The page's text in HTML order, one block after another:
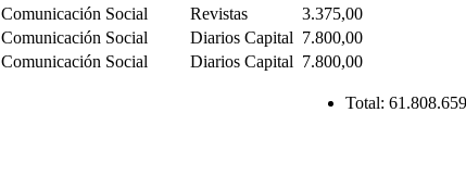
Comunicación Social Revistas
3.375,00
Comunicación Social Diarios Capital 7.800,00
Comunicación Social Diarios Capital 7.800,00
Total: